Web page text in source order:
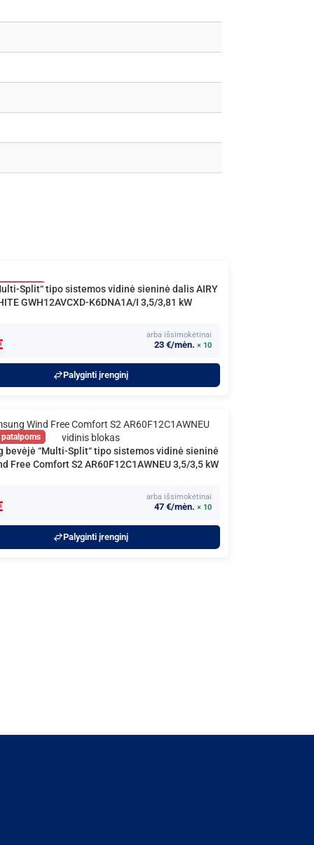
Split“ tipo sistemos vidinė sieninė dalis AIRY
GWH12AVCXD-K6DNA1A/I 3,5/3,81 kW
arba išsimokėtinai
23 €/mėn. × 10
Palyginti įrenginį
bevėjė “Multi-Split“ tipo sistemos vidinė sieninė
Free Comfort S2 AR60F12C1AWNEU 3,5/3,5 kW
arba išsimokėtinai
47 €/mėn. × 10
Palyginti įrenginį